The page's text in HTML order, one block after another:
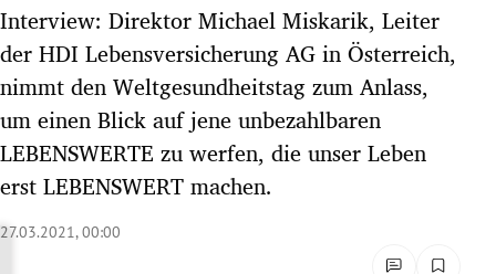
Untermenü
Untermenü
Untermenü
Untermenü
Interview: Direktor Michael Miskarik, Leiter
der HDI Lebensversicherung AG in Österreich,
nimmt den Weltgesundheitstag zum Anlass,
um einen Blick auf jene unbezahlbaren
LEBENSWERTE zu werfen, die unser Leben
erst LEBENSWERT machen.
27.03.2021, 00:00